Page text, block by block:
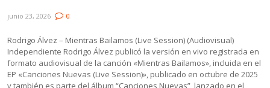
junio 23, 2026 0
Rodrigo Álvez – Mientras Bailamos (Live Session) (Audiovisual)
Independiente Rodrigo Álvez publicó la versión en vivo registrada en
formato audiovisual de la canción «Mientras Bailamos», incluida en el
EP «Canciones Nuevas (Live Session)», publicado en octubre de 2025
y también es parte del álbum “Canciones Nuevas”, lanzado en el